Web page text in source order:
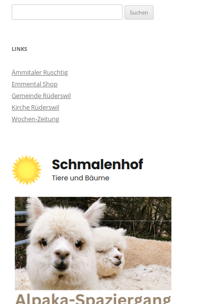
nach:
LINKS
Ämmitaler Ruschtig
Emmental Shop
Gemeinde Rüderswil
Kirche Rüderswil
Wochen-Zeitung